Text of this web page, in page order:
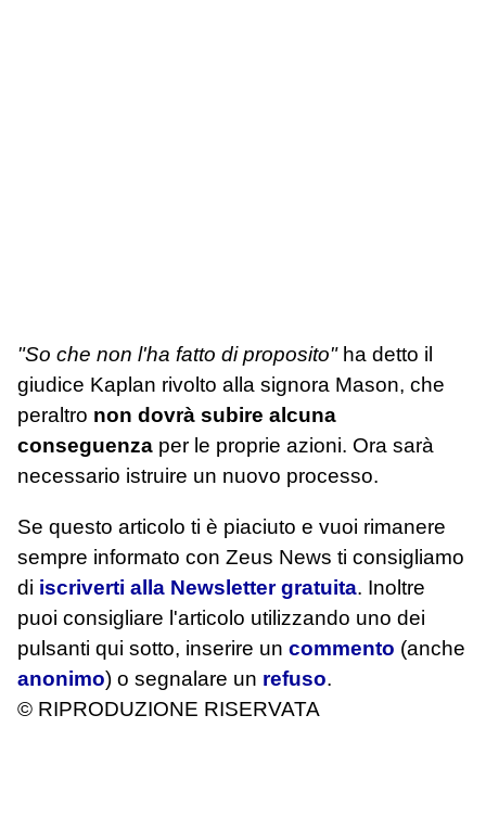
"So che non l'ha fatto di proposito"ha detto il
giudice Kaplan rivolto alla signora Mason, che
peraltro non dovrà subire alcuna
conseguenza per le proprie azioni. Ora sarà
necessario istruire un nuovo processo.
Se questo articolo ti è piaciuto e vuoi rimanere
sempre informato con Zeus News ti consigliamo
di iscriverti alla Newsletter gratuita. Inoltre
puoi consigliare l'articolo utilizzando uno dei
pulsanti qui sotto, inserire un commento (anche
anonimo) o segnalare un refuso.
© RIPRODUZIONE RISERVATA